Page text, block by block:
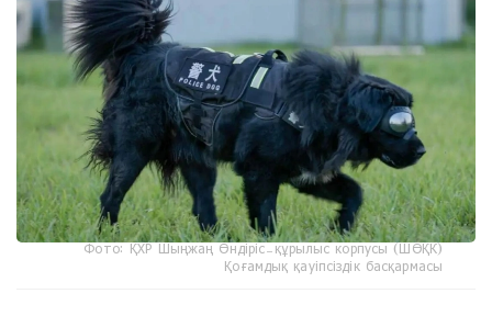
Фото: ҚХР Шыңжаң Өндіріс-құрылыс корпусы (ШӨҚК)
Қоғамдық қауіпсіздік басқармасы